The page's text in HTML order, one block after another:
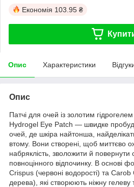
Економія 103.95 ₴
Опис Характеристики
Опис
Патчі для очей із золотим
Hydrogel Eye Patch — швидке
очей, де шкіра найтонша,
втому. Вони створені, щоб миттєво
набряклість, зволожити й повернути
повноцінного відпочинку. В основі
Crispus (червоні водорості) та
дерева), які створюють ніжну гелеву